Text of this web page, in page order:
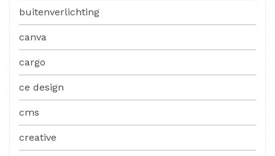
buitenverlichting
canva
cargo
ce design
cms
creative